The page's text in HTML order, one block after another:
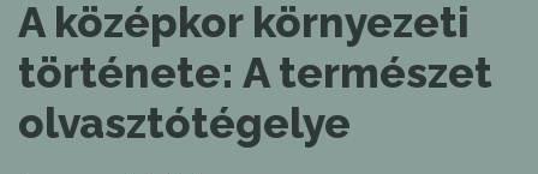
A középkor környezeti
története: A természet
olvasztótégelye